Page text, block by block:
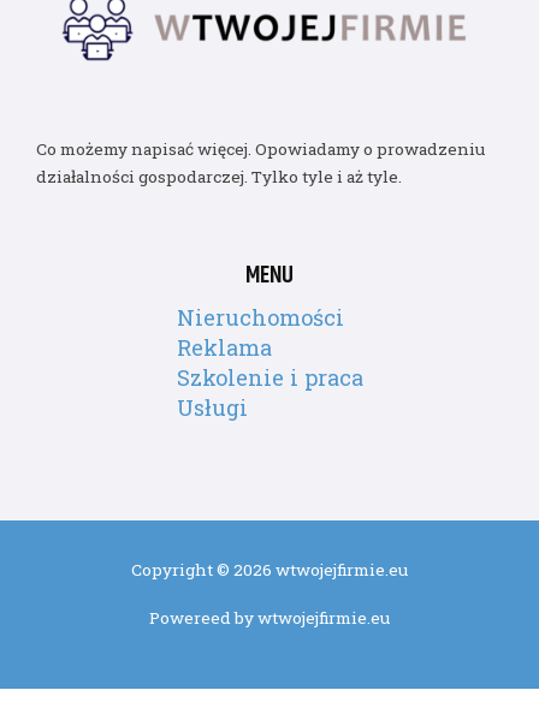
Co możemy napisać więcej. Opowiadamy o prowadzeniu
działalności gospodarczej. Tylko tyle i aż tyle.
MENU
Nieruchomości
Reklama
Szkolenie i praca
Usługi
Copyright © 2026 wtwojejfirmie.eu
Powereed by wtwojejfirmie.eu